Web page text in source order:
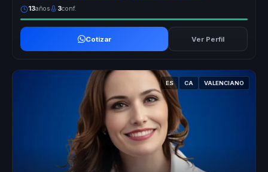
13años 3conf.
Cotizar Ver Perfil
ES CA VALENCIANO